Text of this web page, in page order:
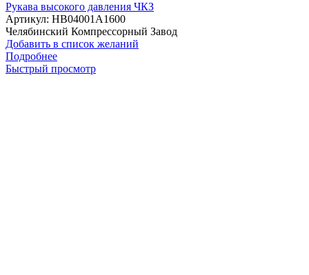
Рукава высокого давления ЧКЗ
Артикул: HB04001A1600
Челябинский Компрессорный Завод
Добавить в список желаний
Подробнее
Быстрый просмотр